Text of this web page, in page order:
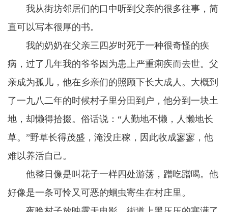
我从街坊邻居们的口中听到父亲的很多往事，简
直可以写本很厚的书。
我的奶奶在父亲三四岁时死于一种很奇怪的疾
病，过了几年我的爷爷因为患上严重痢疾而去世。父
亲成为孤儿，他在乡亲们的照顾下长大成人。大概到
了一九八二年的时候村子里分田到户，他分到一块土
地，却懒得拾掇。俗话说：“人勤地不懒，人懒地长
草。”野草长得茂盛，淹没庄稼，因此收成寥寥，他
难以养活自己。
他整日像是叫花子一样四处游荡，蹭吃蹭喝。他
好像是一条可怜又可恶的蛔虫寄生在村庄里。